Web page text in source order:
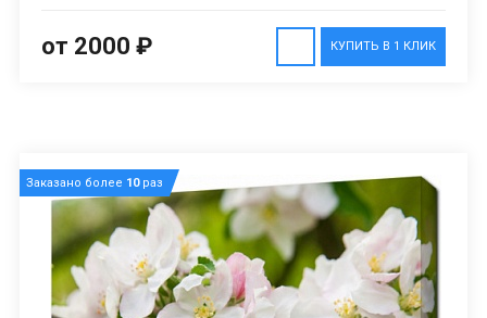
КУПИТЬ В 1 КЛИК
от 2000 ₽
Заказано более 10раз